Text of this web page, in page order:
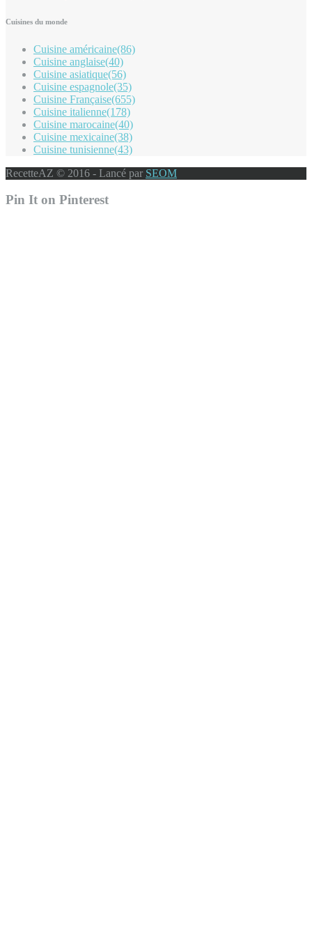
Cuisines du monde
Cuisine américaine(86)
Cuisine anglaise(40)
Cuisine asiatique(56)
Cuisine espagnole(35)
Cuisine Française(655)
Cuisine italienne(178)
Cuisine marocaine(40)
Cuisine mexicaine(38)
Cuisine tunisienne(43)
RecetteAZ © 2016 - Lancé par SEOM
Pin It on Pinterest